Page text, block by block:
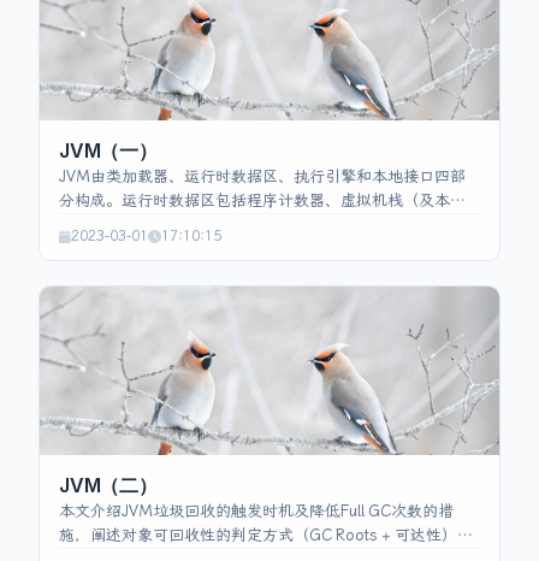
厂方法、五种状态及四种拒绝策略，线程数应根据 CPU/IO
密集度合理设置。
JVM（一）
JVM由类加载器、运行时数据区、执行引擎和本地接口四部
分构成。运行时数据区包括程序计数器、虚拟机栈（及本地
JRE、装入JVM动态库、初始化并创建JNIEnv，随后加载并解
计数器负责指令流控制，栈用于方法调用和本地方法。内存
划分决定对象、类元数据及常量的存放位置，内存不足时抛
出相应异常。类加载经历加载、验证、准备、解析、初始化
等阶段。
2023-03-01 17:10:15
JVM（二）
本文介绍JVM垃圾回收的触发时机及降低Full GC次数的措
施，阐述对象可回收性的判定方式（GC Roots + 可达性），